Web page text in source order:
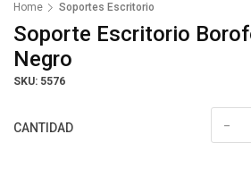
Home Soportes Escritorio
Soporte Escritorio
Negro
SKU: 5576
CANTIDAD -